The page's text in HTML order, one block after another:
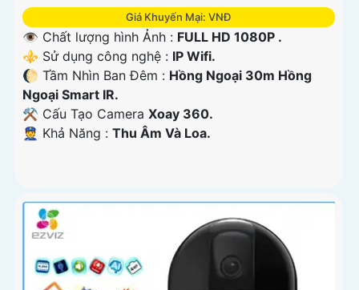
Giá Khuyến Mại: VNĐ
👁 Chất lượng hình Ảnh : FULL HD 1080P .
⚜️ Sử dụng công nghệ : IP Wifi.
🌔 Tầm Nhìn Ban Đêm : Hồng Ngoại 30m Hồng
Ngoại Smart IR.
⚒ Cấu Tạo Camera Xoay 360.
️👮 Khả Năng : Thu Âm Và Loa.